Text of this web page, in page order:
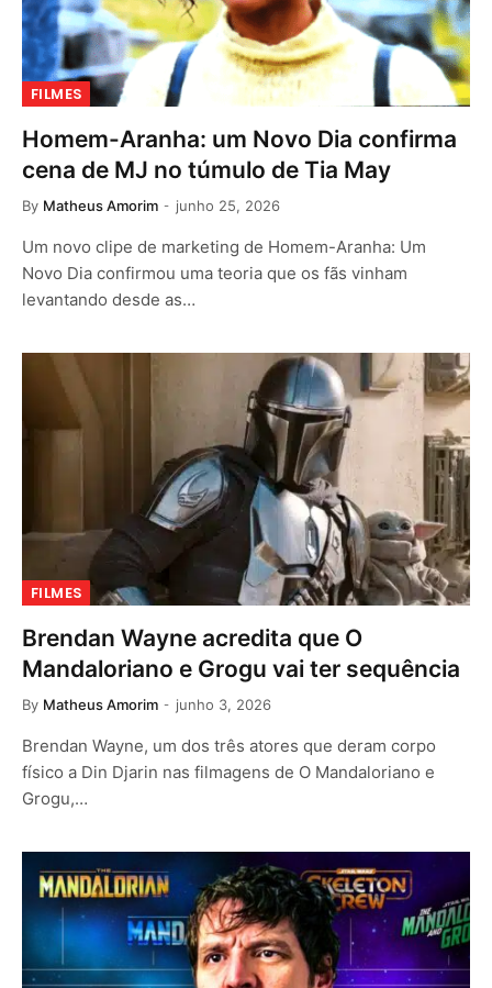
FILMES
Homem-Aranha: um Novo Dia confirma
cena de MJ no túmulo de Tia May
By Matheus Amorim junho 25, 2026
Um novo clipe de marketing de Homem-Aranha: Um
Novo Dia confirmou uma teoria que os fãs vinham
levantando desde as…
FILMES
Brendan Wayne acredita que O
Mandaloriano e Grogu vai ter sequência
By Matheus Amorim junho 3, 2026
Brendan Wayne, um dos três atores que deram corpo
físico a Din Djarin nas filmagens de O Mandaloriano e
Grogu,…